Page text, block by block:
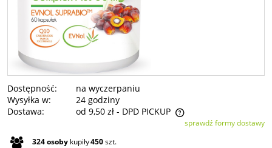
Dostępność:
na wyczerpaniu
Wysyłka w:
24 godziny
Dostawa:
od 9,50 zł - DPD PICKUP
Cena nie zawiera ewentualnych kosztów płatnościsprawdź formy dostawy
324osoby kupiły450szt.